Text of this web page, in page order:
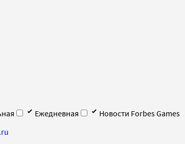
Ежедневная
Новости Forbes Games